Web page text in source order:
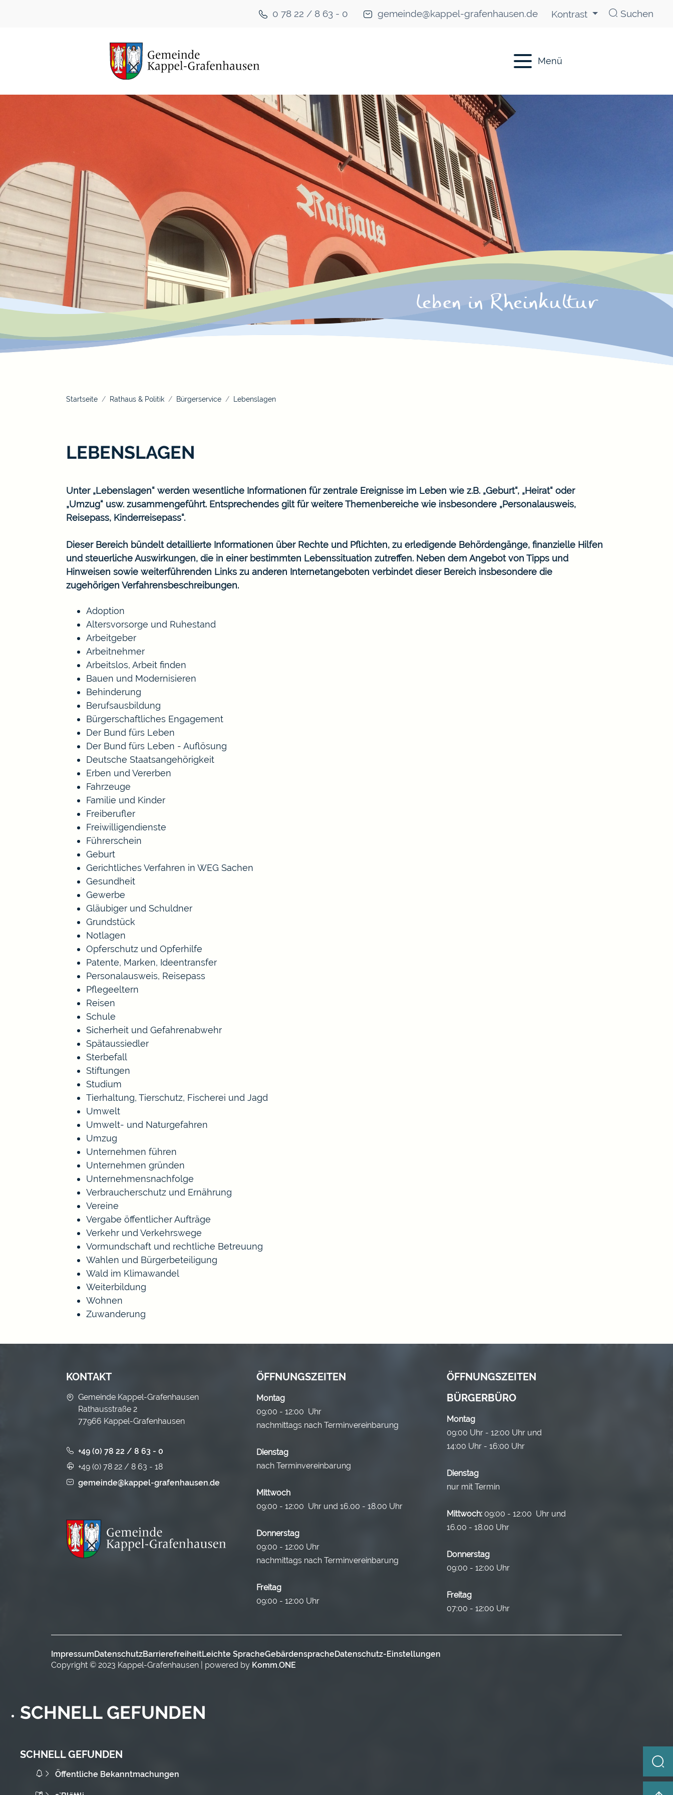
0 78 22 / 8 63 - 0 gemeinde@kappel-grafenhausen.de Kontrast Suchen
Menü
Startseite Rathaus & Politik Bürgerservice Lebenslagen
LEBENSLAGEN
Unter „Lebenslagen“ werden wesentliche Informationen für zentrale Ereignisse im Leben wie z.B. „Geburt“, „Heirat“ oder
„Umzug“ usw. zusammengeführt. Entsprechendes gilt für weitere Themenbereiche wie insbesondere „Personalausweis,
Reisepass, Kinderreisepass“.
Dieser Bereich bündelt detaillierte Informationen über Rechte und Pflichten, zu erledigende Behördengänge, finanzielle Hilfen
und steuerliche Auswirkungen, die in einer bestimmten Lebenssituation zutreffen. Neben dem Angebot von Tipps und
Hinweisen sowie weiterführenden Links zu anderen Internetangeboten verbindet dieser Bereich insbesondere die
zugehörigen Verfahrensbeschreibungen.
Adoption
Altersvorsorge und Ruhestand
Arbeitgeber
Arbeitnehmer
Arbeitslos, Arbeit finden
Bauen und Modernisieren
Behinderung
Berufsausbildung
Bürgerschaftliches Engagement
Der Bund fürs Leben
Der Bund fürs Leben - Auflösung
Deutsche Staatsangehörigkeit
Erben und Vererben
Fahrzeuge
Familie und Kinder
Freiberufler
Freiwilligendienste
Führerschein
Geburt
Gerichtliches Verfahren in WEG Sachen
Gesundheit
Gewerbe
Gläubiger und Schuldner
Grundstück
Notlagen
Opferschutz und Opferhilfe
Patente, Marken, Ideentransfer
Personalausweis, Reisepass
Pflegeeltern
Reisen
Schule
Sicherheit und Gefahrenabwehr
Spätaussiedler
Sterbefall
Stiftungen
Studium
Tierhaltung, Tierschutz, Fischerei und Jagd
Umwelt
Umwelt- und Naturgefahren
Umzug
Unternehmen führen
Unternehmen gründen
Unternehmensnachfolge
Verbraucherschutz und Ernährung
Vereine
Vergabe öffentlicher Aufträge
Verkehr und Verkehrswege
Vormundschaft und rechtliche Betreuung
Wahlen und Bürgerbeteiligung
Wald im Klimawandel
Weiterbildung
Wohnen
Zuwanderung
KONTAKT
Gemeinde Kappel-Grafenhausen
Rathausstraße 2
77966 Kappel-Grafenhausen
+49 (0) 78 22 / 8 63 - 0
+49 (0) 78 22 / 8 63 - 18
gemeinde@kappel-grafenhausen.de
ÖFFNUNGSZEITEN
Montag
09:00 - 12:00 Uhr
nachmittags nach Terminvereinbarung
Dienstag
nach Terminvereinbarung
Mittwoch
09:00 - 12:00 Uhr und 16.00 - 18.00 Uhr
Donnerstag
09:00 - 12:00 Uhr
nachmittags nach Terminvereinbarung
Freitag
09:00 - 12:00 Uhr
ÖFFNUNGSZEITEN
BÜRGERBÜRO
Montag
09:00 Uhr - 12:00 Uhr und
14:00 Uhr - 16:00 Uhr
Dienstag
nur mit Termin
Mittwoch: 09:00 - 12:00 Uhr und
16.00 - 18.00 Uhr
Donnerstag
09:00 - 12:00 Uhr
Freitag
07:00 - 12:00 Uhr
ImpressumDatenschutzBarrierefreiheitLeichte SpracheGebärdenspracheDatenschutz-Einstellungen
Copyright © 2023 Kappel-Grafenhausen | powered by Komm.ONE
SCHNELL GEFUNDEN
SCHNELL GEFUNDEN
Öffentliche Bekanntmachungen